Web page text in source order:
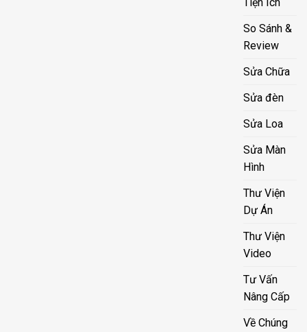
So Sánh &
Review
Sửa Chữa
Sửa đèn
Sửa Loa
Sửa Màn
Hình
Thư Viện
Dự Án
Thư Viện
Video
Tư Vấn
Nâng Cấp
Về Chúng